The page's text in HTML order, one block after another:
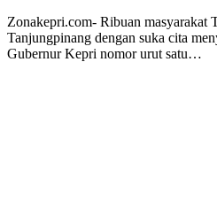
Zonakepri.com- Ribuan masyarakat
Tanjungpinang dengan suka cita
Gubernur Kepri nomor urut satu…